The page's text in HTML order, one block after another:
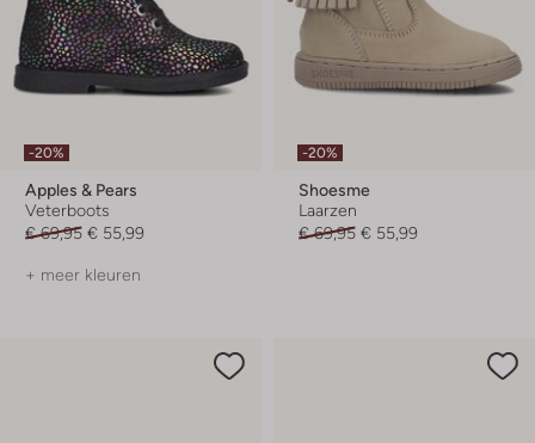
-20%
Apples & Pears
Veterboots
€ 69,95 € 55,99
+ meer kleuren
-20%
Shoesme
Laarzen
€ 69,95 € 55,99